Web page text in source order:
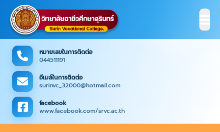
หมายเลขในการติดต่อ
044511191
อีเมล์ในการติดต่อ
surinvc_32000@hotmail.com
facebook
www.facebook.com/srvc.ac.th